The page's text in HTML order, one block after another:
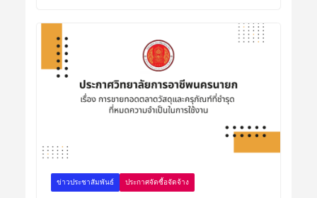
ข่าวประชาสัมพันธ์ ประกาศจัดซื้อจัดจ้าง